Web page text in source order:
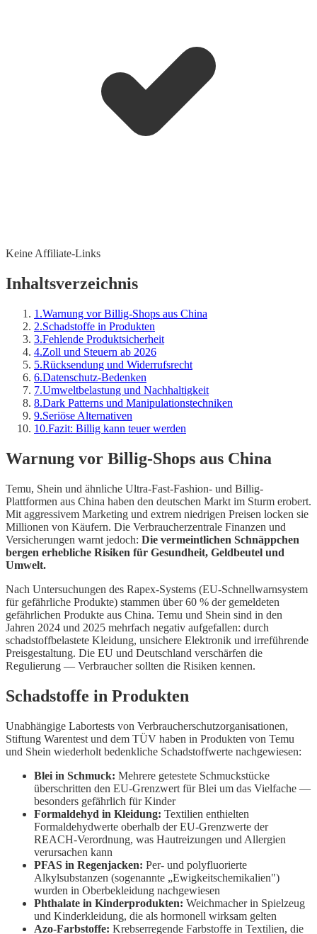
Keine Affiliate-Links
Inhaltsverzeichnis
1 .Warnung vor Billig-Shops aus China
2.Schadstoffe in Produkten
3.Fehlende Produktsicherheit
4.Zoll und Steuern ab 2026
5.Rücksendung und Widerrufsrecht
6.Datenschutz-Bedenken
7.Umweltbelastung und Nachhaltigkeit
8.Dark Patterns und Manipulationstechniken
9.Seriöse Alternativen
10.Fazit: Billig kann teuer werden
Warnung vor Billig-Shops aus China
Temu, Shein und ähnliche Ultra-Fast-Fashion- und Billig-
Plattformen aus China haben den deutschen Markt im Sturm erobert.
Mit aggressivem Marketing und extrem niedrigen Preisen locken sie
Millionen von Käufern. Die Verbraucherzentrale Finanzen und
Versicherungen warnt jedoch: Die vermeintlichen Schnäppchen
bergen erhebliche Risiken für Gesundheit, Geldbeutel und
Umwelt.
Nach Untersuchungen des Rapex-Systems (EU-Schnellwarnsystem
für gefährliche Produkte) stammen über 60 % der gemeldeten
gefährlichen Produkte aus China. Temu und Shein sind in den
Jahren 2024 und 2025 mehrfach negativ aufgefallen: durch
schadstoffbelastete Kleidung, unsichere Elektronik und irreführende
Preisgestaltung. Die EU und Deutschland verschärfen die
Regulierung — Verbraucher sollten die Risiken kennen.
Schadstoffe in Produkten
Unabhängige Labortests von Verbraucherschutzorganisationen,
Stiftung Warentest und dem TÜV haben in Produkten von Temu
und Shein wiederholt bedenkliche Schadstoffwerte nachgewiesen:
Blei in Schmuck: Mehrere getestete Schmuckstücke
überschritten den EU-Grenzwert für Blei um das Vielfache —
besonders gefährlich für Kinder
Formaldehyd in Kleidung: Textilien enthielten
Formaldehydwerte oberhalb der EU-Grenzwerte der
REACH-Verordnung, was Hautreizungen und Allergien
verursachen kann
PFAS in Regenjacken: Per- und polyfluorierte
Alkylsubstanzen (sogenannte „Ewigkeitschemikalien")
wurden in Oberbekleidung nachgewiesen
Phthalate in Kinderprodukten: Weichmacher in Spielzeug
und Kinderkleidung, die als hormonell wirksam gelten
Azo-Farbstoffe: Krebserregende Farbstoffe in Textilien, die